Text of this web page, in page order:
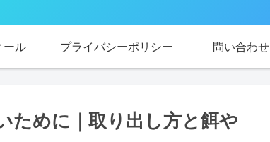
ール プライバシーポリシー 問い合わせ
ために｜取り出し方と餌や